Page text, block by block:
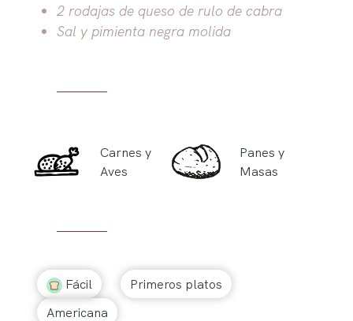
2 rodajas de queso de rulo de cabra
Sal y pimienta negra molida
Carnes y
Aves
Panes y
Masas
Fácil
Primeros platos
Americana